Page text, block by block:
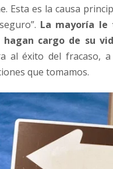
Esta es la causa
La mayoría le
cargo de su
al éxito del fracaso,
que tomamos.